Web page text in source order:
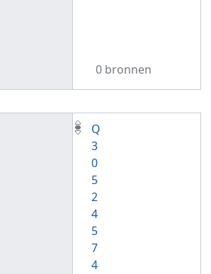
0 bronnen
Q
3
0
5
2
4
5
7
4